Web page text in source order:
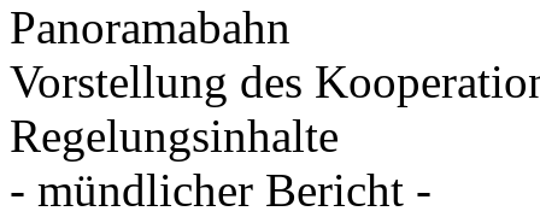
Panoramabahn
Vorstellung des
Regelungsinhalte
- mündlicher Bericht -